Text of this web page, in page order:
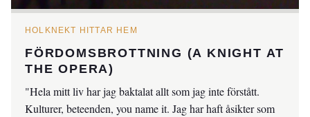
HOLKNEKT HITTAR HEM
FÖRDOMSBROTTNING (A KNIGHT AT
THE OPERA)
"Hela mitt liv har jag baktalat allt som jag inte förstått.
Kulturer, beteenden, you name it. Jag har haft åsikter som